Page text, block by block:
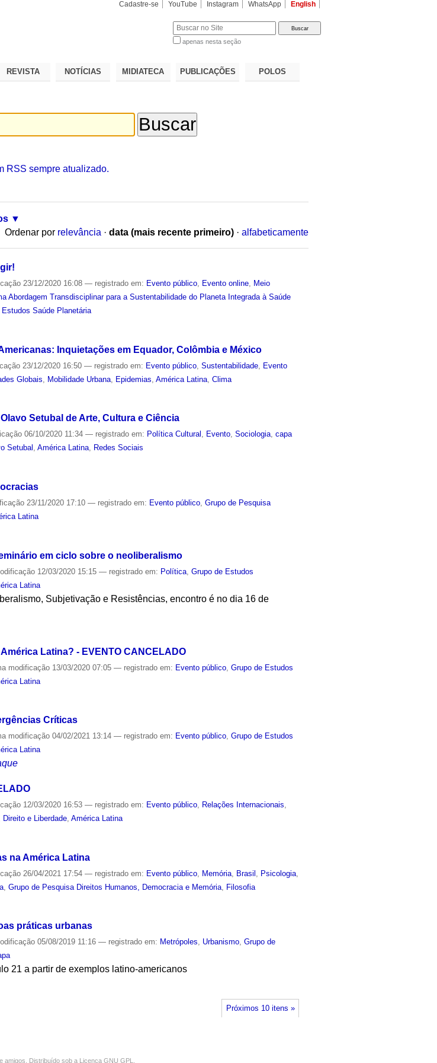
Cadastre-se YouTube Instagram WhatsApp English
apenas nesta seção
REVISTA NOTÍCIAS MIDIATECA PUBLICAÇÕES POLOS
RSS sempre atualizado.
Ordenar por relevância · data (mais recente primeiro) · alfabeticamente
23/12/2020 16:08— registrado em: Evento público Evento online
Meio
Abordagem Transdisciplinar para a Sustentabilidade do Planeta Integrada à Saúde
Estudos Saúde Planetária
Inquietações em Equador, Colômbia e México
23/12/2020 16:50— registrado em: Evento público ,Sustentabilidade Evento
Globais Mobilidade Urbana Epidemias ,América Latina ,Clima
Setubal de Arte, Cultura e Ciência
06/10/2020 11:34— registrado em: Política Cultural , Evento,Sociologia,capa
Setubal,América Latina, Redes Sociais
23/11/2020 17:10— registrado em: Evento público,Grupo de Pesquisa
Latina
em ciclo sobre o neoliberalismo
12/03/2020 15:15— registrado em: Política ,Grupo de Estudos
Latina
Subjetivação e Resistências, encontro é no dia 16 de
Latina? - EVENTO CANCELADO
modificação 13/03/2020 07:05— registrado em: Evento público ,Grupo de Estudos
Latina
Críticas
modificação 04/02/2021 13:14— registrado em: Evento público,Grupo de Estudos
Latina
12/03/2020 16:53— registrado em: Evento público Relações Internacionais
e Liberdade ,América Latina
na América Latina
26/04/2021 17:54— registrado em: Evento público Memória Brasil Psicologia
,Grupo de Pesquisa Direitos Humanos, Democracia e Memória Filosofia
práticas urbanas
05/08/2019 11:16— registrado em: Metrópoles, Urbanismo,Grupo de
21 a partir de exemplos latino-americanos
Próximos 10 itens »
e amigos. Distribuído sob a Licença GNU GPL